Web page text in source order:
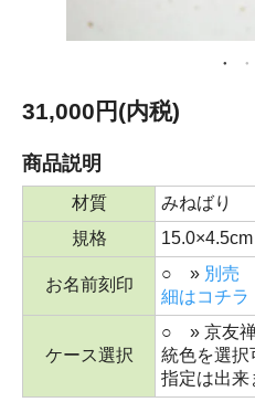
31,000円(内税)
商品説明
材質
みねばり
規格
15.0×4.5cm
お名前刻印
○ » 別売
細はコチラ
ケース選択
○ » 京友禅
統色を選択
指定は出来